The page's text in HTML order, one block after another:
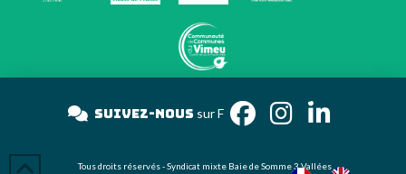
Suivez-noussur
Tous droits réservés - Syndicat mixte Baie de Somme 3 Vallées